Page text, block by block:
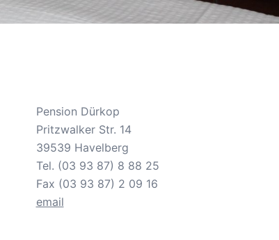
Pension Dürkop
Pritzwalker Str. 14
39539 Havelberg
Tel. (03 93 87) 8 88 25
Fax (03 93 87) 2 09 16
email